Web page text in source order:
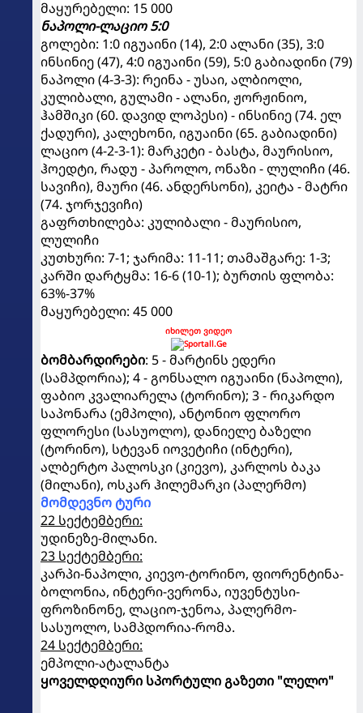
მაყურებელი: 15 000
ნაპოლი-ლაციო 5:0
გოლები: 1:0 იგუაინი (14), 2:0 ალანი (35), 3:0
ინსინიე (47), 4:0 იგუაინი (59), 5:0 გაბიადინი (79)
ნაპოლი (4-3-3): რეინა - უსაი, ალბიოლი,
კულიბალი, გულამი - ალანი, ჟორჟინიო,
ჰამშიკი (60. დავიდ ლოპესი) - ინსინიე (74. ელ
ქადური), კალეხონი, იგუაინი (65. გაბიადინი)
ლაციო (4-2-3-1): მარკეტი - ბასტა, მაურისიო,
ჰოედტი, რადუ - პაროლო, ონაზი - ლულიჩი (46.
სავიჩი), მაური (46. ანდერსონი), კეიტა - მატრი
(74. ჯორჯევიჩი)
გაფრთხილება: კულიბალი - მაურისიო,
ლულიჩი
კუთხური: 7-1; ჯარიმა: 11-11; თამაშგარე: 1-3;
კარში დარტყმა: 16-6 (10-1); ბურთის ფლობა:
63%-37%
მაყურებელი: 45 000
იხილეთ ვიდეო
ბომბარდირები: 5 - მარტინს ედერი
(სამპდორია); 4 - გონსალო იგუაინი (ნაპოლი),
ფაბიო კვალიარელა (ტორინო); 3 - რიკარდო
საპონარა (ემპოლი), ანტონიო ფლორო
ფლორესი (სასუოლო), დანიელე ბაზელი
(ტორინო), სტევან იოვეტიჩი (ინტერი),
ალბერტო პალოსკი (კიევო), კარლოს ბაკა
(მილანი), ოსკარ ჰილემარკი (პალერმო)
მომდევნო ტური
22 სექტემბერი:
უდინეზე-მილანი.
23 სექტემბერი:
კარპი-ნაპოლი, კიევო-ტორინო, ფიორენტინა-
ბოლონია, ინტერი-ვერონა, იუვენტუსი-
ფროზინონე, ლაციო-ჯენოა, პალერმო-
სასუოლო, სამპდორია-რომა.
24 სექტემბერი:
ემპოლი-ატალანტა
ყოველდღიური სპორტული გაზეთი "ლელო"